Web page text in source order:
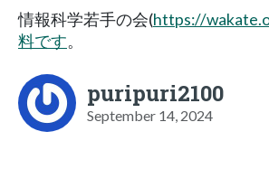
情報科学若手の会(https://
料です。
puripuri2100
September 14, 2024